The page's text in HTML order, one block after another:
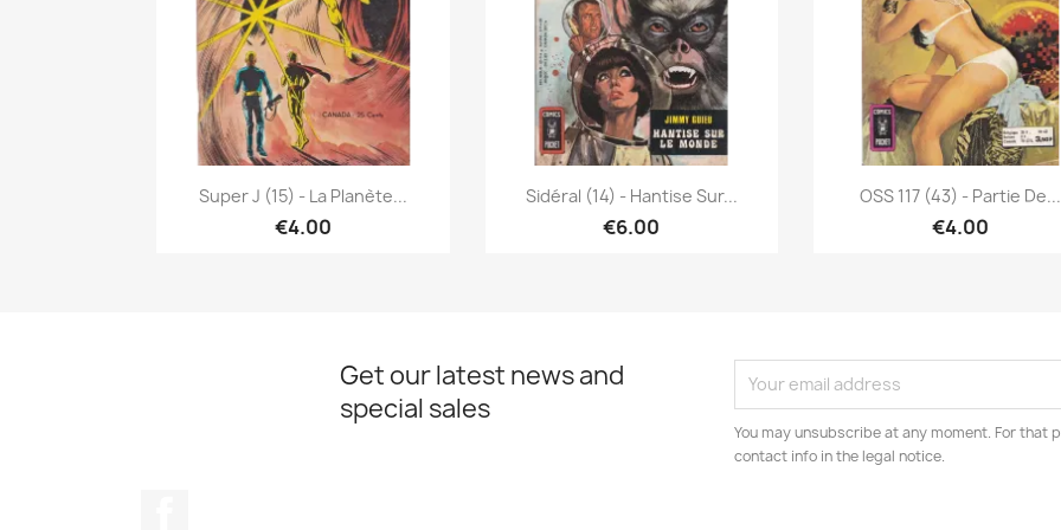
Quick view
Super J (15) - La Planète...
€4.00
Quick view
Sidéral (14) - Hantise Sur...
€6.00
 Quick view
OSS 117 (43) - Partie De...
€4.00
Get our latest news and
special sales
You may unsubscribe at any moment. For that
contact info in the legal notice.